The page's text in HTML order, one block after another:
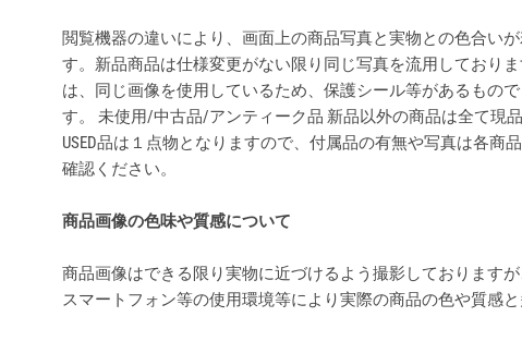
閲覧機器の違いにより、画面上の商品写真と実物との色合い
す。新品商品は仕様変更がない限り同じ写真を流用しており
は、同じ画像を使用しているため、保護シール等があるもの
す。 未使用/中古品/アンティーク品 新品以外の商品は全て現
USED品は１点物となりますので、付属品の有無や写真は各商
確認ください。
商品画像の色味や質感について
商品画像はできる限り実物に近づけるよう撮影しております
スマートフォン等の使用環境等により実際の商品の色や質感